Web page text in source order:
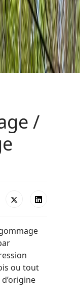
/
ou tout